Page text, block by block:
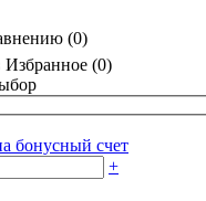
(0)
Избранное (0)
бонусный счет
+